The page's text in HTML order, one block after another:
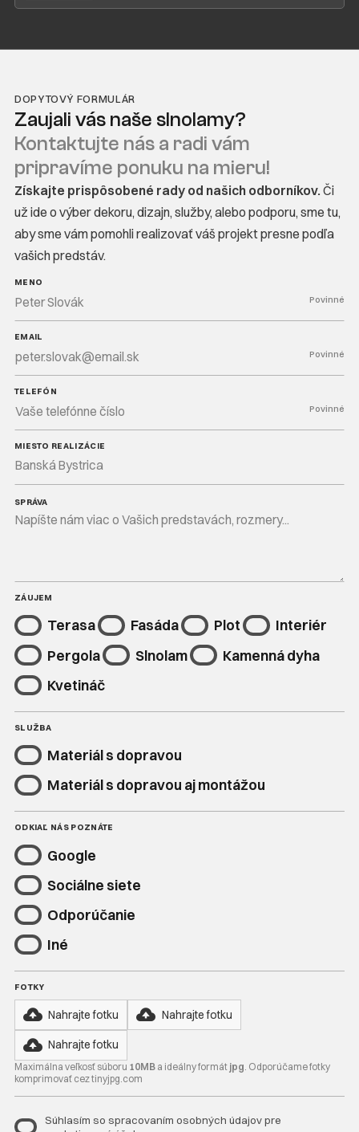
DOPYTOVÝ FORMULÁR
Zaujali vás naše slnolamy?
Kontaktujte nás a radi vám
pripravíme ponuku na mieru!
Získajte prispôsobené rady od našich odborníkov. Či
už ide o výber dekoru, dizajn, služby, alebo podporu, sme tu,
aby sme vám pomohli realizovať váš projekt presne podľa
vašich predstáv.
MENO
Povinné
EMAIL
Povinné
TELEFÓN
Povinné
MIESTO REALIZÁCIE
SPRÁVA
ZÁUJEM
Terasa Fasáda Plot
Interiér
Pergola
Slnolam
Kamenná dyha
Kvetináč
SLUŽBA
Materiál s dopravou
Materiál s dopravou aj montážou
ODKIAĽ NÁS POZNÁTE
Google
Sociálne siete
Odporúčanie
Iné
FOTKY
Nahrajte fotku Nahrajte fotku
Nahrajte fotku
Maximálna veľkosť súboru 10MBa ideálny formát jpg . Odporúčame fotky
komprimovať cez tinyjpg.com
Súhlasím so spracovaním osobných údajov pre